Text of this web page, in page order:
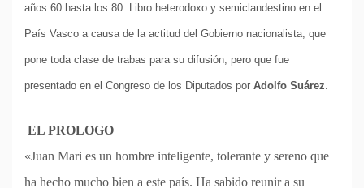
años 60 hasta los 80. Libro heterodoxo y semiclandestino en el
País Vasco a causa de la actitud del Gobierno nacionalista, que
pone toda clase de trabas para su difusión, pero que fue
presentado en el Congreso de los Diputados por Adolfo Suárez
EL PROLOGO
«Juan Mari es un hombre inteligente, tolerante y sereno que
ha hecho mucho bien a este país. Ha sabido reunir a su